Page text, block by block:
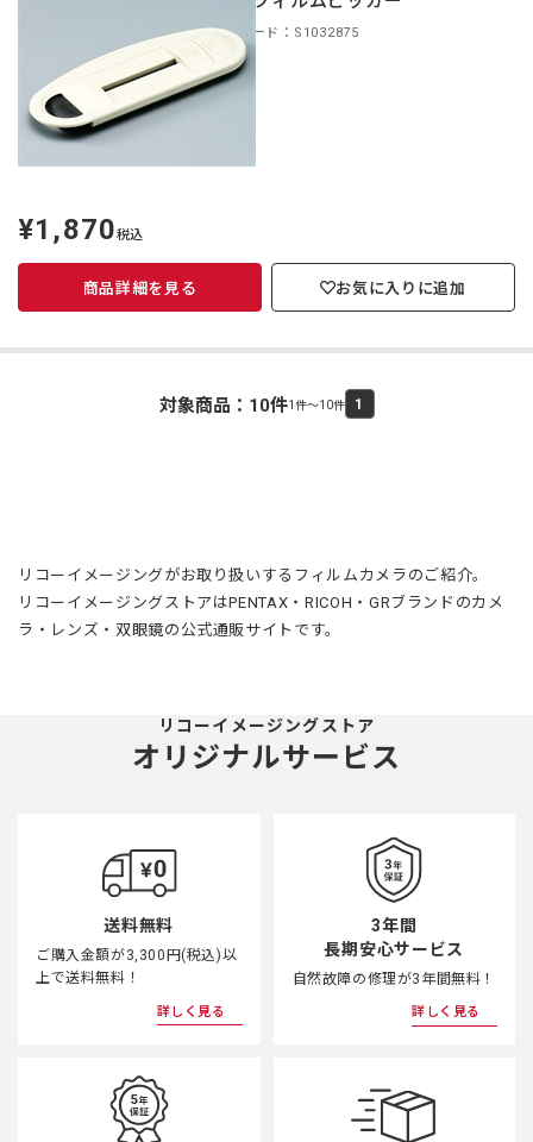
商品コード：S1032875
定
価
¥1,870税込
商品詳細を見る お気に入りに追加
対象商品： 10件1件～10件 1
リコーイメージングがお取り扱いするフィルムカメラのご紹介。
リコーイメージングストアはPENTAX・RICOH・GRブランドのカメ
ラ・レンズ・双眼鏡の公式通販サイトです。
リコーイメージングストア
オリジナルサービス
送料無料
ご購入金額が3,300円(税込)以
上で送料無料！
詳しく見る
3年間
長期安心サービス
自然故障の修理が3年間無料！
詳しく見る